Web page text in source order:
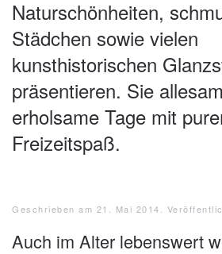
Naturschönheiten,
Städchen sowie vielen
kunsthistorischen
präsentieren. Sie
erholsame Tage mit
Freizeitspaß.
Geschrieben am 21. Mai 2014 .
Auch im Alter lebenswert